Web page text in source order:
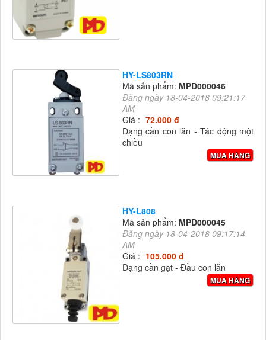
HY-LS803RN
Mã sản phẩm: MPD000046
Đăng ngày 18-04-2018 09:21:17
AM
Giá : 72.000 đ
Dạng cần con lăn - Tác động một
chiều
MUA HÀNG
HY-L808
Mã sản phẩm: MPD000045
Đăng ngày 18-04-2018 09:17:14
AM
Giá : 105.000 đ
Dạng cần gạt - Đầu con lăn
MUA HÀNG